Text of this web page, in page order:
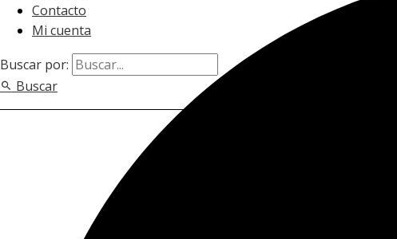
Contacto
Mi cuenta
Buscar por:
Buscar